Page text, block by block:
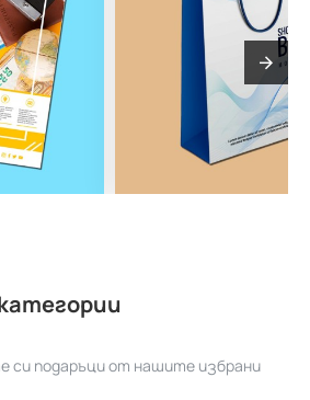
си подаръци от нашите избрани